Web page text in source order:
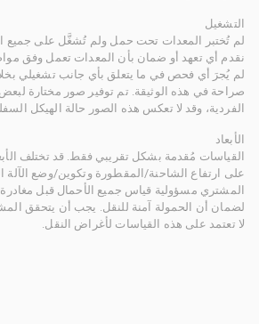
التشغيل
لم تُختبر المعدات تحت حمل ولم تُشغَّل على جميع
نقدم أي تعهد أو ضمان بأن المعدات تعمل وفق
لم يُجرَ أي فحص في ما يتعلق بأي جانب تشغيلي
صراحة في هذه الوثيقة. تم توفير صور مختارة
الفردية، وقد لا تعكس هذه الصور حالة الهيكل
الأبعاد
القياسات مُقدمة بشكل تقريبي فقط. قد تختلف
على ارتفاع الشاحنة/المقطورة وتكوين/وضع الآلة
المشتري مسؤولية قياس جميع الأحمال قبل مغادرة
لضمان أن الحمولة آمنة للنقل. يجب أن يتحقق
لا تعتمد على هذه القياسات لأغراض النقل.